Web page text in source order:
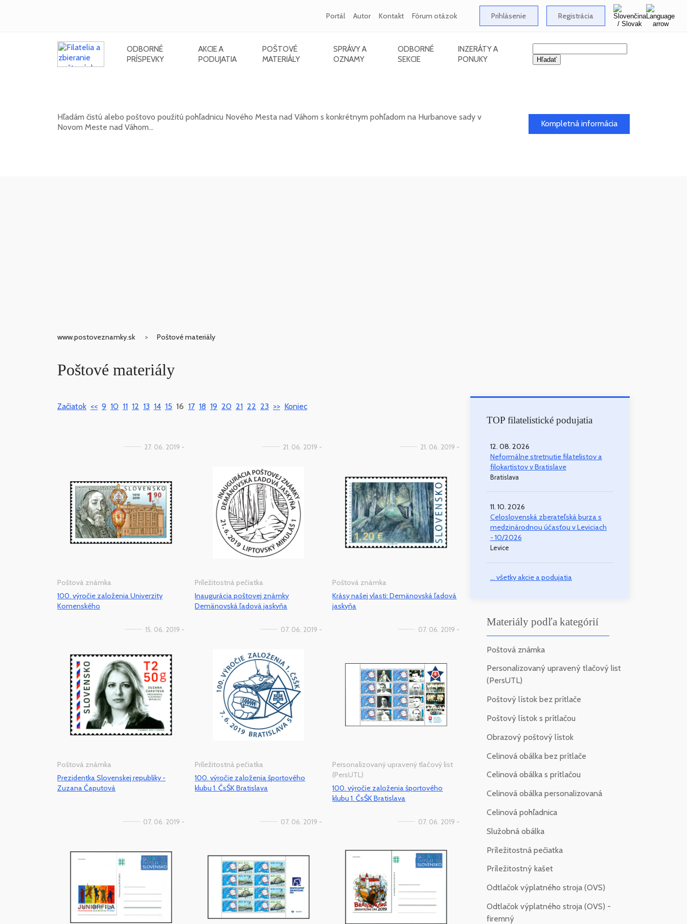
Portál Autor Kontakt Fórum otázok Prihlásenie Registrácia
ODBORNÉ
PRÍSPEVKY
AKCIE A
PODUJATIA
POŠTOVÉ
MATERIÁLY
SPRÁVY A
OZNAMY
ODBORNÉ
SEKCIE
INZERÁTY A
PONUKY
Hľadám čistú alebo poštovo použitú pohľadnicu Nového Mesta nad Váhom s konkrétnym pohľadom na Hurbanove sady v
Novom Meste nad Váhom...
Kompletná informácia
www.postoveznamky.sk Poštové materiály
Poštové materiály
Začiatok << 9 10 11 12 13 14 15 16 17 18 19 20 21 22 23 >> Koniec
27. 06. 2019 -
Poštová známka
100. výročie založenia Univerzity
Komenského
21. 06. 2019 -
Príležitostná pečiatka
Inaugurácia poštovej známky
Demänovská ľadová jaskyňa
21. 06. 2019 -
Poštová známka
Krásy našej vlasti: Demänovská ľadová
jaskyňa
15. 06. 2019 -
Poštová známka
Prezidentka Slovenskej republiky -
Zuzana Čaputová
07. 06. 2019 -
Príležitostná pečiatka
100. výročie založenia športového
klubu 1. ČsŠK Bratislava
07. 06. 2019 -
Personalizovaný upravený tlačový list
(PersUTL)
100. výročie založenia športového
klubu 1. ČsŠK Bratislava
07. 06. 2019 - 07. 06. 2019 - 07. 06. 2019 -
TOP filatelistické podujatia
12. 08. 2026
Neformálne stretnutie filatelistov a
filokartistov v Bratislave
Bratislava
11. 10. 2026
Celoslovenská zberateľská burza s
medzinárodnou účasťou v Leviciach
- 10/2026
Levice
... všetky akcie a podujatia
Materiály podľa kategórií
Poštová známka
Personalizovaný upravený tlačový list
(PersUTL)
Poštový lístok bez prítlače
Poštový lístok s prítlačou
Obrazový poštový lístok
Celinová obálka bez prítlače
Celinová obálka s prítlačou
Celinová obálka personalizovaná
Celinová pohľadnica
Služobná obálka
Príležitostná pečiatka
Príležitostný kašet
Odtlačok výplatného stroja (OVS)
Odtlačok výplatného stroja (OVS) -
firemný